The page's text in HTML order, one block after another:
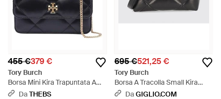
455 €379 €
Tory Burch
Borsa Mini Kira Trapuntata A
Rombi - Blu
DaTHEBS
695 €521,25 €
Tory Burch
Borsa A Tracolla Small Kira
Matelassé - Nero
DaGIGLIO.COM